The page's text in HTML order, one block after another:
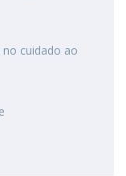
cuidado ao